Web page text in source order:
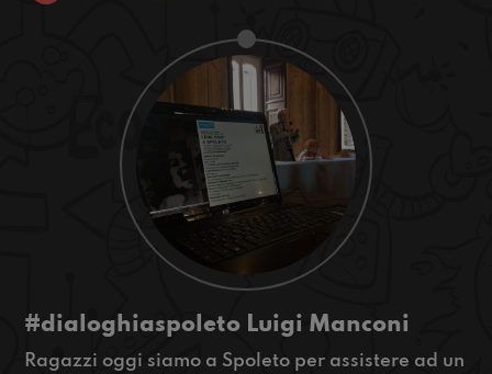
#dialoghiaspoleto Luigi Manconi
Ragazzi oggi siamo a Spoleto per assistere ad un